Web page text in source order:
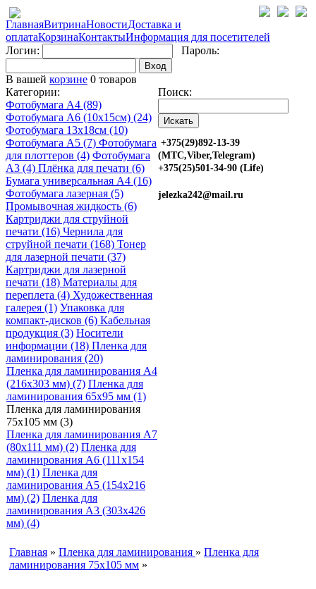
ГлавнаяВитринаНовостиДоставка и
оплатаКорзинаКонтактыИнформация для посетителей
Логин:
Пароль:
Вход
В вашей корзине 0 товаров
Категории:
Фотобумага A4 (89)
Фотобумага A6 (10х15см) (24)
Фотобумага 13х18см (10)
Фотобумага A5 (7) Фотобумага
для плоттеров (4) Фотобумага
A3 (4) Плёнка для печати (6)
Бумага универсальная A4 (16)
Фотобумага лазерная (5)
Промывочная жидкость (6)
Картриджи для струйной
печати (16) Чернила для
струйной печати (168) Тонер
для лазерной печати (37)
Картриджи для лазерной
печати (18) Материалы для
переплета (4) Художественная
галерея (1) Упаковка для
компакт-дисков (6) Кабельная
продукция (3) Носители
информации (18) Пленка для
ламинирования (20)
Пленка для ламинирования A4
(216х303 мм) (7) Пленка для
ламинирования 65х95 мм (1)
Пленка для ламинирования
75х105 мм (3)
Пленка для ламинирования A7
(80х111 мм) (2) Пленка для
ламинирования A6 (111х154
мм) (1) Пленка для
ламинирования A5 (154х216
мм) (2) Пленка для
ламинирования A3 (303х426
мм) (4)
Поиск:
+375(29)892-13-39
(МТС,Viber,Telegram)
+375(25)501-34-90 (Life)
jelezka242@mail.ru
Главная » Пленка для ламинирования » Пленка для
ламинирования 75х105 мм »